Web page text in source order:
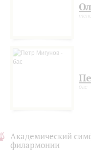
бас
Академический
филармонии